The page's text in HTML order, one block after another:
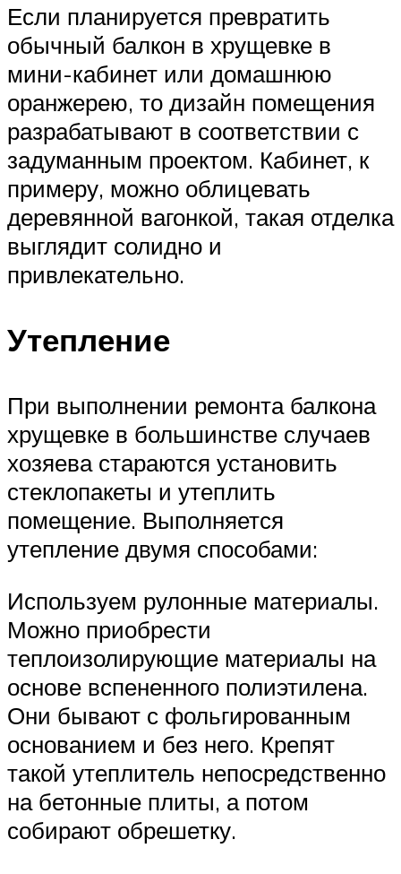
Если планируется превратить
обычный балкон в хрущевке в
мини-кабинет или домашнюю
оранжерею, то дизайн помещения
разрабатывают в соответствии с
задуманным проектом. Кабинет, к
примеру, можно облицевать
деревянной вагонкой, такая отделка
выглядит солидно и
привлекательно.
Утепление
При выполнении ремонта балкона
хрущевке в большинстве случаев
хозяева стараются установить
стеклопакеты и утеплить
помещение. Выполняется
утепление двумя способами:
Используем рулонные материалы.
Можно приобрести
теплоизолирующие материалы на
основе вспененного полиэтилена.
Они бывают с фольгированным
основанием и без него. Крепят
такой утеплитель непосредственно
на бетонные плиты, а потом
собирают обрешетку.